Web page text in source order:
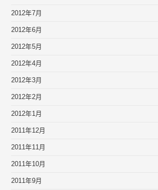
2012年7月
2012年6月
2012年5月
2012年4月
2012年3月
2012年2月
2012年1月
2011年12月
2011年11月
2011年10月
2011年9月